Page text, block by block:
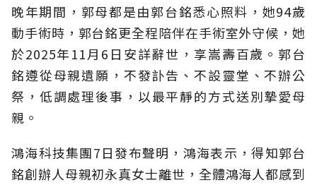
晚年期間，郭母都是由郭台銘悉心照料，她94歲
動手術時，郭台銘更全程陪伴在手術室外守候，她
於2025年11月6日安詳辭世，享嵩壽百歲。郭台
銘遵從母親遺願，不發訃告、不設靈堂、不辦公
祭，低調處理後事，以最平靜的方式送別摯愛母
親。
鴻海科技集團7日發布聲明，鴻海表示，得知郭台
銘創辦人母親初永真女士離世，全體鴻海人都感到